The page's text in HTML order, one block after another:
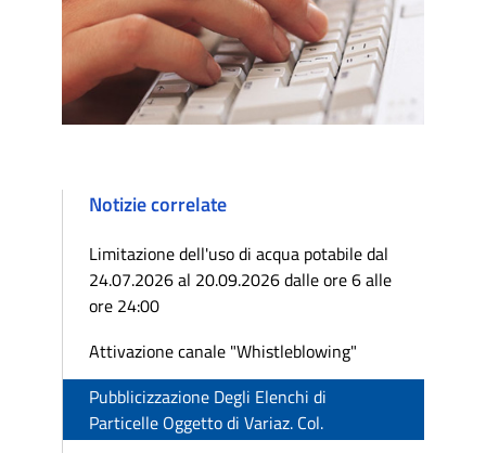
Notizie correlate
Limitazione dell'uso di acqua potabile dal
24.07.2026 al 20.09.2026 dalle ore 6 alle
ore 24:00
Attivazione canale "Whistleblowing"
Pubblicizzazione Degli Elenchi di
Particelle Oggetto di Variaz. Col.